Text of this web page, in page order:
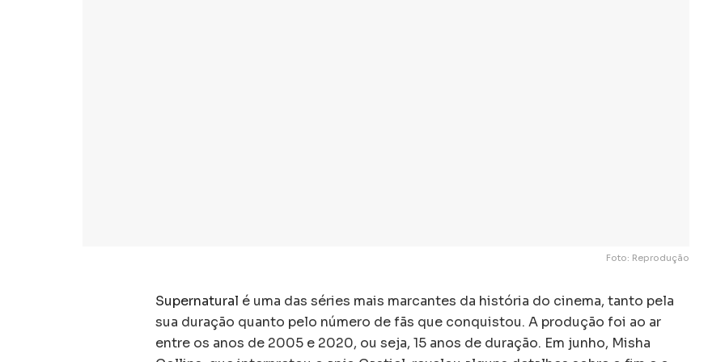
Foto: Reprodução
Supernatural é uma das séries mais marcantes da história do cinema, tanto pela
sua duração quanto pelo número de fãs que conquistou. A produção foi ao ar
entre os anos de 2005 e 2020, ou seja, 15 anos de duração. Em junho, Misha